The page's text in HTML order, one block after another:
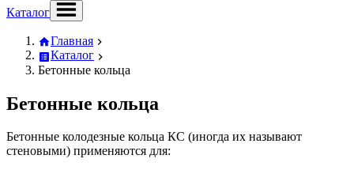
Каталог
Главная
Каталог
Бетонные кольца
Бетонные кольца
Бетонные колодезные кольца КС (иногда их называют
стеновыми) применяются для: